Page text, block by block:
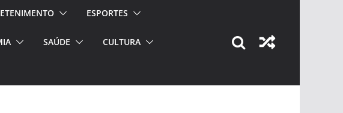
ESPORTES
SAÚDE CULTURA